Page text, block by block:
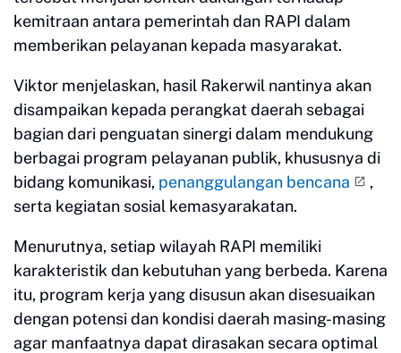
kemitraan antara pemerintah dan RAPI dalam
memberikan pelayanan kepada masyarakat.
Viktor menjelaskan, hasil Rakerwil nantinya akan
disampaikan kepada perangkat daerah sebagai
bagian dari penguatan sinergi dalam mendukung
berbagai program pelayanan publik, khususnya di
bidang komunikasi, penanggulangan bencana
,
serta kegiatan sosial kemasyarakatan.
Menurutnya, setiap wilayah RAPI memiliki
karakteristik dan kebutuhan yang berbeda. Karena
itu, program kerja yang disusun akan disesuaikan
dengan potensi dan kondisi daerah masing-masing
agar manfaatnya dapat dirasakan secara optimal